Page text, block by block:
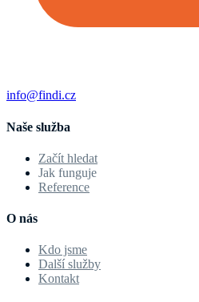
info@findi.cz
Naše služba
Začít hledat
Jak funguje
Reference
O nás
Kdo jsme
Další služby
Kontakt